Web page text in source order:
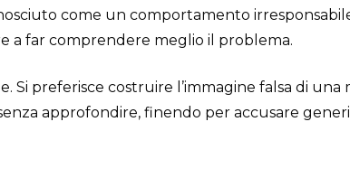
come un comportamento
a far comprendere meglio il problema.
Si preferisce costruire l’immagine falsa di
approfondire, finendo per accusare